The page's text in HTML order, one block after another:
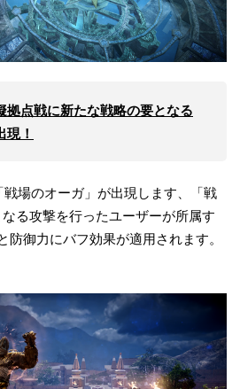
拠点戦に新たな戦略の要となる
現！
場のオーガ」が出現します、「戦
る攻撃を行ったユーザーが所属す
防御力にバフ効果が適用されます。